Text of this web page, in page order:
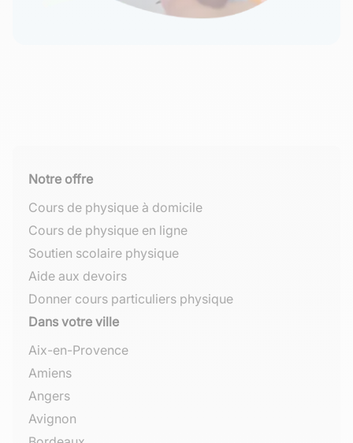
Notre offre
Cours de physique à domicile
Cours de physique en ligne
Soutien scolaire physique
Aide aux devoirs
Donner cours particuliers physique
Dans votre ville
Aix-en-Provence
Amiens
Angers
Avignon